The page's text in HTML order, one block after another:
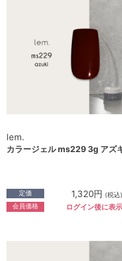
lem.
カラージェル ms229 3g アズ
定価 1,320円 (税込)
会員価格 ログイン後に表示